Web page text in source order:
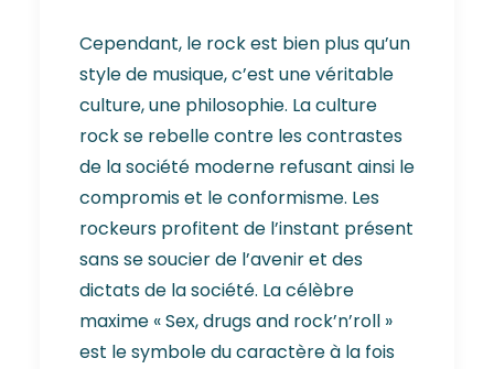
Cependant, le rock est bien plus qu’un
style de musique, c’est une véritable
culture, une philosophie. La culture
rock se rebelle contre les contrastes
de la société moderne refusant ainsi le
compromis et le conformisme. Les
rockeurs profitent de l’instant présent
sans se soucier de l’avenir et des
dictats de la société. La célèbre
maxime « Sex, drugs and rock’n’roll »
est le symbole du caractère à la fois